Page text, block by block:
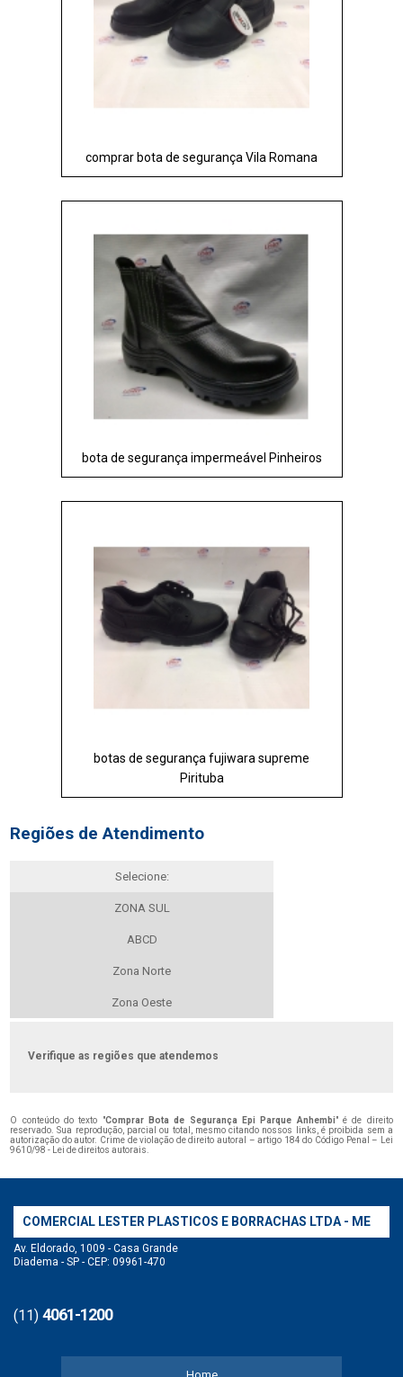
comprar bota de segurança Vila Romana
bota de segurança impermeável Pinheiros
botas de segurança fujiwara supreme
Pirituba
Regiões de Atendimento
Selecione:
ZONA SUL
ABCD
Zona Norte
Zona Oeste
Verifique as regiões que atendemos
O conteúdo do texto "Comprar Bota de Segurança Epi Parque Anhembi" é de direito
reservado. Sua reprodução, parcial ou total, mesmo citando nossos links, é proibida sem a
autorização do autor. Crime de violação de direito autoral – artigo 184 do Código Penal –
Lei
9610/98 - Lei de direitos autorais
COMERCIAL LESTER PLASTICOS E BORRACHAS LTDA - ME
Av. Eldorado, 1009 - Casa Grande
Diadema - SP - CEP: 09961-470
(11) 4061-1200